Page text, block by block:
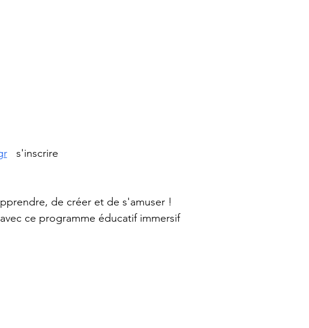
s'inscrire
de créer et de s'amuser !
ce programme éducatif immersif